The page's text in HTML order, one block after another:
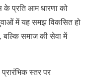
के प्रति आम धारणा को
में यह समझ विकसित हो
समाज की सेवा में
स्तर पर